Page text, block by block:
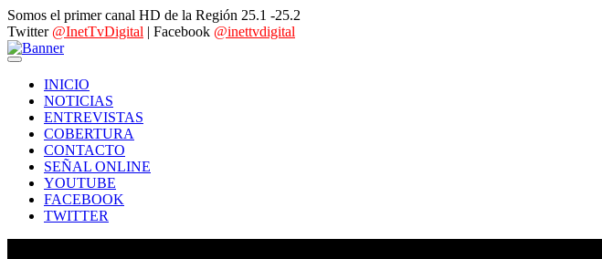
Somos el primer canal HD de la Región 25.1 -25.2
Twitter @InetTvDigital | Facebook @inettvdigital
INICIO
NOTICIAS
ENTREVISTAS
COBERTURA
CONTACTO
SEÑAL ONLINE
YOUTUBE
FACEBOOK
TWITTER